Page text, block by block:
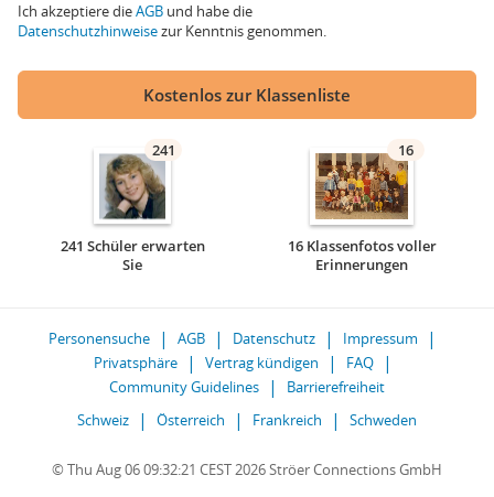
Ich akzeptiere dieAGB und habe die
Datenschutzhinweisezur Kenntnis genommen.
Kostenlos zur Klassenliste
241
241 Schüler erwarten
Sie
16
16 Klassenfotos voller
Erinnerungen
Personensuche AGB Datenschutz
Impressum
Privatsphäre
Vertrag kündigen
FAQ
Community Guidelines
Barrierefreiheit
Schweiz
Österreich Frankreich Schweden
© Thu Aug 06 09:32:21 CEST 2026 Ströer Connections GmbH